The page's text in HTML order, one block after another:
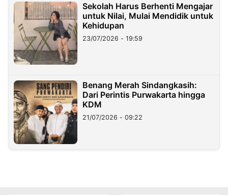
Sekolah Harus Berhenti Mengajar
untuk Nilai, Mulai Mendidik untuk
Kehidupan
23/07/2026 - 19:59
Benang Merah Sindangkasih:
Dari Perintis Purwakarta hingga
KDM
21/07/2026 - 09:22